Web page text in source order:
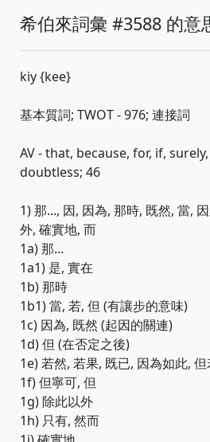
希伯來詞彙 #3588 的意
kiy {kee}
基本質詞; TWOT - 976; 連接詞
AV - that, because, for, if,
doubtless; 46
1) 那..., 因, 因為, 那時, 既然, 當,
外, 確實地, 而
1a) 那...
1a1) 是, 實在
1b) 那時
1b1) 當, 若, 但 (有讓步的意味)
1c) 因為, 既然 (起因的關連)
1d) 但 (在否定之後)
1e) 若然, 若果, 既已, 因為如此,
1f) 但寧可, 但
1g) 除此以外
1h) 只有, 然而